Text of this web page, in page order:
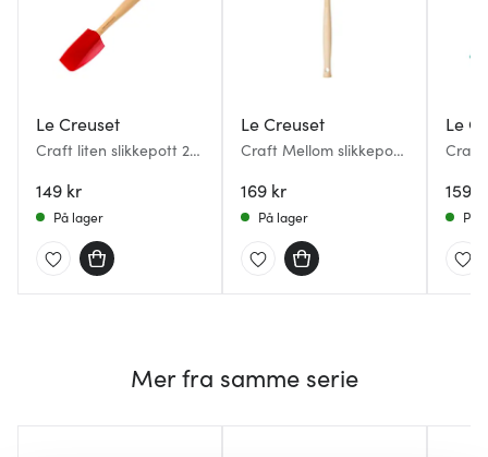
Le Creuset
Craft liten slikkepott 28
149 kr
På lager
Le Creuset
Craft Mellom slikkepott
169 kr
På lager
Le
Craft
159
På
Mer fra samme serie